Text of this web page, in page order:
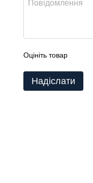
Оцініть товар
Надіслати